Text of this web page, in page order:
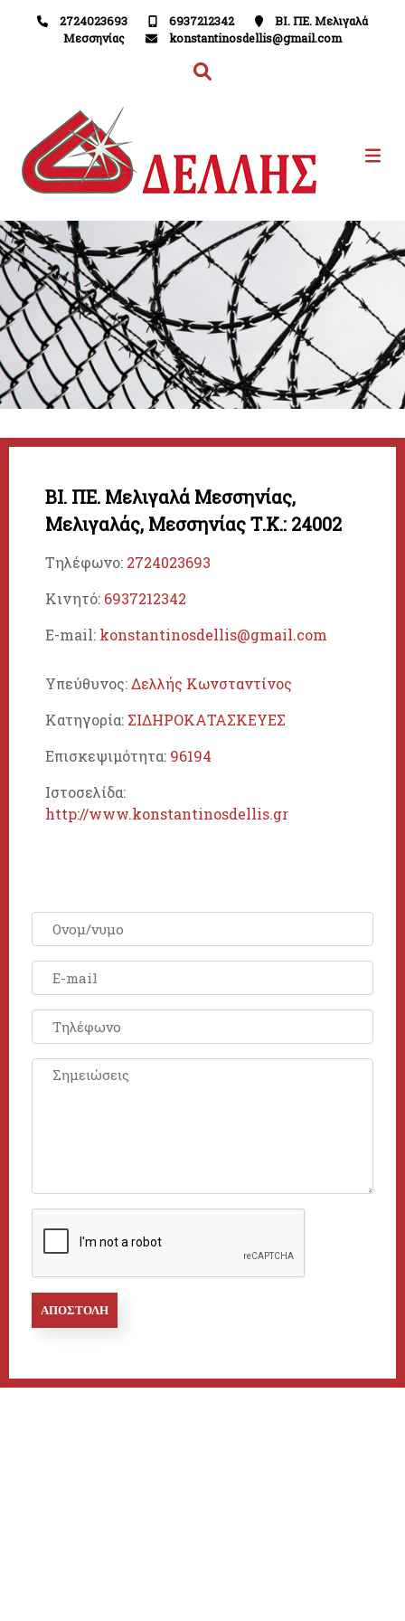
2724023693 6937212342
ΒΙ. ΠΕ. Μελιγαλά
Μεσσηνίας
konstantinosdellis@gmail.com
ΑΠΟΣΤΟΛΉ
ΒΙ. ΠΕ. Μελιγαλά Μεσσηνίας,
Μελιγαλάς, ΜεσσηνίαςΤ.Κ.: 24002
Τηλέφωνο: 2724023693
Κινητό: 6937212342
E-mail: konstantinosdellis@gmail.com
Υπεύθυνος:Δελλής Κωνσταντίνος
Κατηγορία: ΣΙΔΗΡΟΚΑΤΑΣΚΕΥΕΣ
Επισκεψιμότητα: 96194
Ιστοσελίδα:
http://www.konstantinosdellis.gr